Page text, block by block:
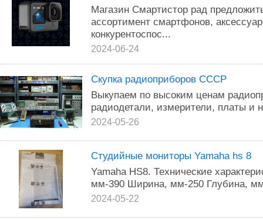
Магазин Смартистор рад
ассортимент смартфонов,
конкурентоспос...
2024-06-24
Скупка радиоприборов СССР
Выкупаем по высоким ценам
радиодетали, измерители, платы и
2024-05-26
Студийные мониторы Yamaha hs 8
Yamаha НS8. Технические
мм-390 Ширина, мм-250 Глубина,
2024-05-22